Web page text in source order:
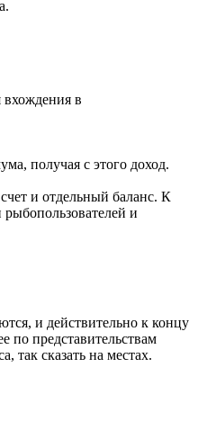
вхождения в
получая с этого доход.
и отдельный баланс. К
рыбопользователей и
и действительно к концу
по представительствам
так сказать на местах.